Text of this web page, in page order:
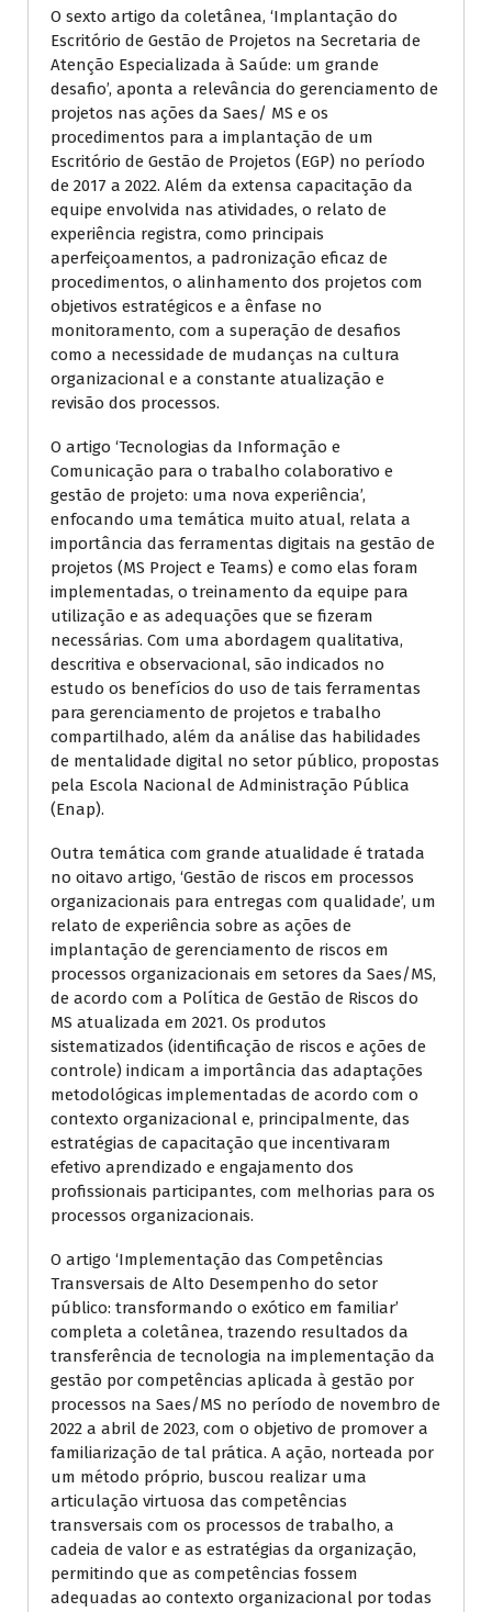
O sexto artigo da coletânea, ‘Implantação do
Escritório de Gestão de Projetos na Secretaria de
Atenção Especializada à Saúde: um grande
desafio’, aponta a relevância do gerenciamento de
projetos nas ações da Saes/ MS e os
procedimentos para a implantação de um
Escritório de Gestão de Projetos (EGP) no período
de 2017 a 2022. Além da extensa capacitação da
equipe envolvida nas atividades, o relato de
experiência registra, como principais
aperfeiçoamentos, a padronização eficaz de
procedimentos, o alinhamento dos projetos com
objetivos estratégicos e a ênfase no
monitoramento, com a superação de desafios
como a necessidade de mudanças na cultura
organizacional e a constante atualização e
revisão dos processos.
O artigo ‘Tecnologias da Informação e
Comunicação para o trabalho colaborativo e
gestão de projeto: uma nova experiência’,
enfocando uma temática muito atual, relata a
importância das ferramentas digitais na gestão de
projetos (MS Project e Teams) e como elas foram
implementadas, o treinamento da equipe para
utilização e as adequações que se fizeram
necessárias. Com uma abordagem qualitativa,
descritiva e observacional, são indicados no
estudo os benefícios do uso de tais ferramentas
para gerenciamento de projetos e trabalho
compartilhado, além da análise das habilidades
de mentalidade digital no setor público, propostas
pela Escola Nacional de Administração Pública
(Enap).
Outra temática com grande atualidade é tratada
no oitavo artigo, ‘Gestão de riscos em processos
organizacionais para entregas com qualidade’, um
relato de experiência sobre as ações de
implantação de gerenciamento de riscos em
processos organizacionais em setores da Saes/MS,
de acordo com a Política de Gestão de Riscos do
MS atualizada em 2021. Os produtos
sistematizados (identificação de riscos e ações de
controle) indicam a importância das adaptações
metodológicas implementadas de acordo com o
contexto organizacional e, principalmente, das
estratégias de capacitação que incentivaram
efetivo aprendizado e engajamento dos
profissionais participantes, com melhorias para os
processos organizacionais.
O artigo ‘Implementação das Competências
Transversais de Alto Desempenho do setor
público: transformando o exótico em familiar’
completa a coletânea, trazendo resultados da
transferência de tecnologia na implementação da
gestão por competências aplicada à gestão por
processos na Saes/MS no período de novembro de
2022 a abril de 2023, com o objetivo de promover a
familiarização de tal prática. A ação, norteada por
um método próprio, buscou realizar uma
articulação virtuosa das competências
transversais com os processos de trabalho, a
cadeia de valor e as estratégias da organização,
permitindo que as competências fossem
adequadas ao contexto organizacional por todas